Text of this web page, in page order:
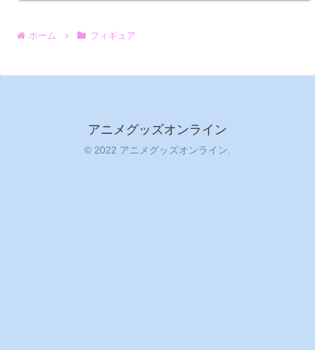
ホーム フィギュア
アニメグッズオンライン
© 2022 アニメグッズオンライン.